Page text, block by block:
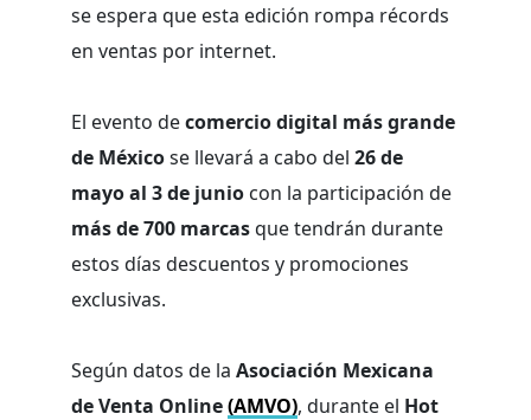
se espera que esta edición rompa récords
en ventas por internet.
El evento decomercio digital más grande
de Méxicose llevará a cabo del 26 de
mayo al 3 de junio con la participación de
más de 700 marcasque tendrán durante
estos días descuentos y promociones
exclusivas.
Según datos de la Asociación Mexicana
de Venta Online(AMVO), durante el Hot